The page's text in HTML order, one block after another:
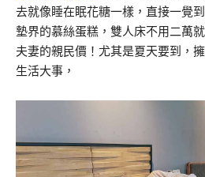
去就像睡在眠花糖一樣，直接一覺
墊界的慕絲蛋糕，雙人床不用二萬
夫妻的親民價！尤其是夏天要到，
生活大事，